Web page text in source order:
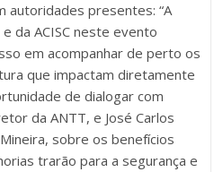
autoridades presentes: “A
da ACISC neste evento
em acompanhar de perto os
que impactam diretamente
de dialogar com
da ANTT, e José Carlos
sobre os benefícios
trarão para a segurança e